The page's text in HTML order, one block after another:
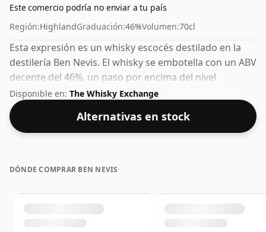
Este comercio podría no enviar a tu país
Región:HighlandGraduación:46%Volumen:70cl
Esta expresión es un whisky escocés destilado en la
destilería Ben Nevis. El whisky se embotella con un ABV
decente del 46%, un paso por encima del nivel
estándar del 40%, y se envía en el tamaño de botella de
facto de 70 cl.
Disponible en: The Whisky Exchange
Alternativas en stock
DÓNDE COMPRAR BEN NEVIS